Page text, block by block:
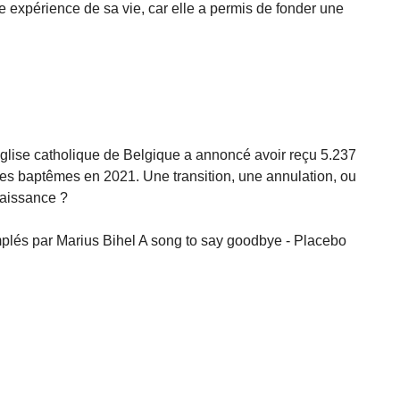
expérience de sa vie, car elle a permis de fonder une
catholique de Belgique a annoncé avoir reçu 5.237
baptêmes en 2021. Une transition, une annulation, ou
?
par Marius Bihel A song to say goodbye - Placebo